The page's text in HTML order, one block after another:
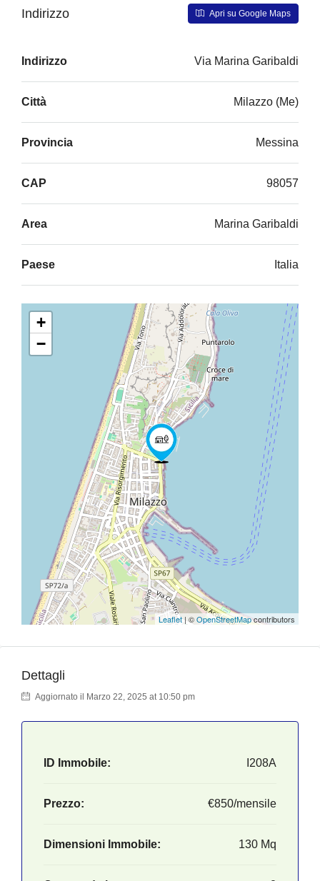
Indirizzo Apri su Google Maps
Indirizzo Via Marina Garibaldi
Città Milazzo (Me)
Provincia Messina
CAP 98057
Area Marina Garibaldi
Paese Italia
+
−
Leaflet| ©OpenStreetMapcontributors
Dettagli
Aggiornato il Marzo 22, 2025 at 10:50 pm
ID Immobile: I208A
Prezzo: €850/mensile
Dimensioni Immobile: 130 Mq